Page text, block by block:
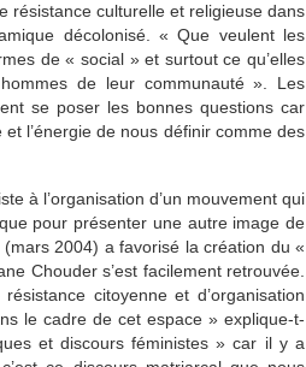
résistance culturelle et religieuse dans
décolonisé. « Que veulent les
de « social » et surtout ce qu’elles
de leur communauté ». Les
se poser les bonnes questions car
l’énergie de nous définir comme des
à l’organisation d’un mouvement qui
pour présenter une autre image de
2004) a favorisé la création du «
Chouder s’est facilement retrouvée.
citoyenne et d’organisation
le cadre de cet espace » explique-t-
et discours féministes » car il y a